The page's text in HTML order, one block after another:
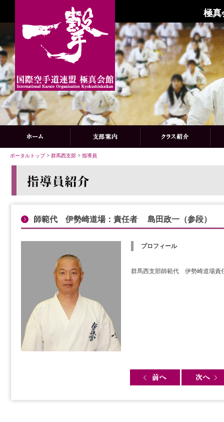
極真
ポータルトップ> 群馬西支部 > 指導員
師範代 伊勢崎道場：責任者 島田政一（参段）
プロフィール
群馬西支部師範代 伊勢崎道場責